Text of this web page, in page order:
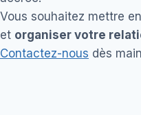
Vous souhaitez mettre
et organiser votre
Contactez-nous dès